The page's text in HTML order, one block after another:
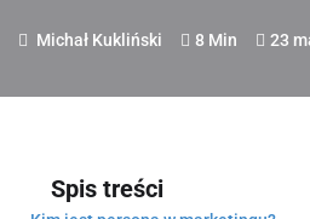
Michał Kukliński 8 Min 23
Spis treści